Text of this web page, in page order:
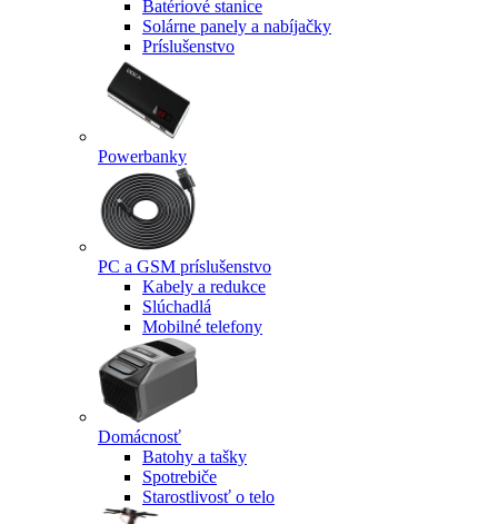
Batériové stanice
Solárne panely a nabíjačky
Príslušenstvo
Powerbanky
PC a GSM príslušenstvo
Kabely a redukce
Slúchadlá
Mobilné telefony
Domácnosť
Batohy a tašky
Spotrebiče
Starostlivosť o telo